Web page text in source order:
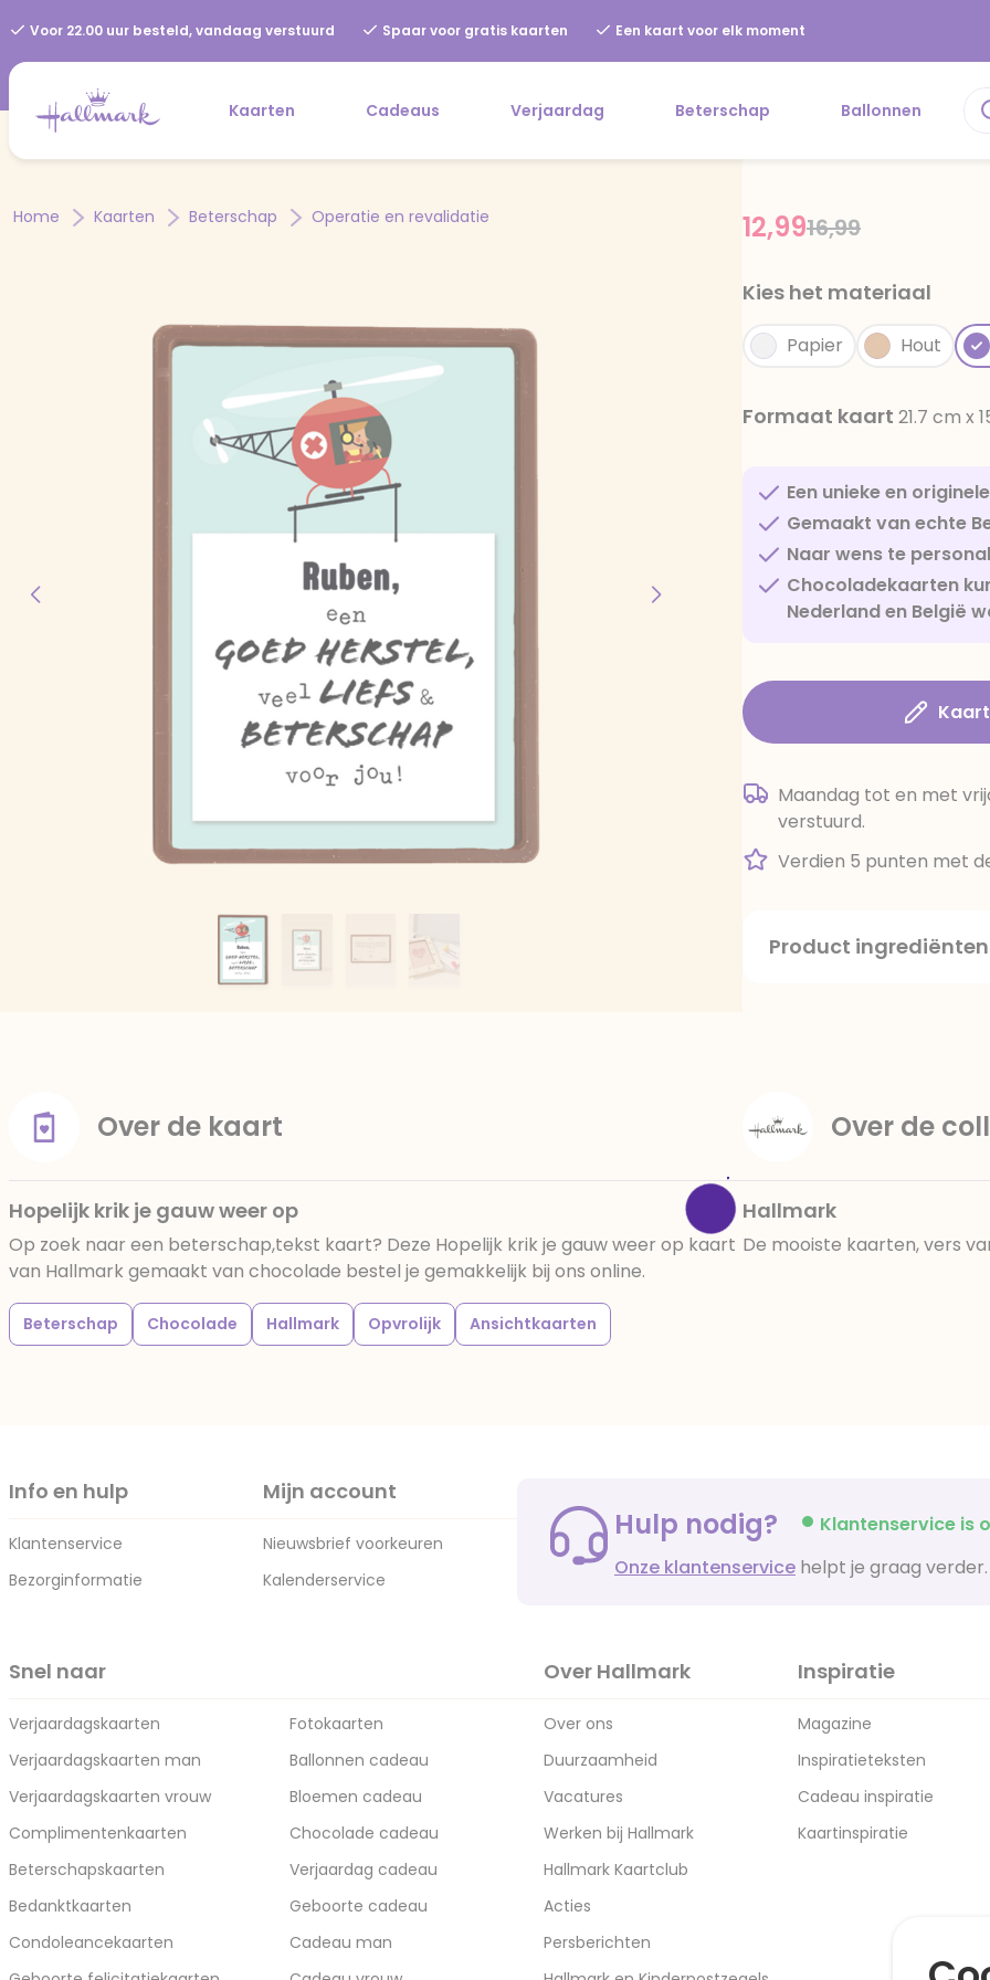
Voor 22.00 uur besteld, vandaag verstuurd Spaar voor gratis kaarten Een kaart voor elk moment
Kaarten Cadeaus Verjaardag Beterschap Ballonnen
Home Kaarten Beterschap Operatie en revalidatie Price reduced
16,99to
12,99
Kies het materiaal
Papier Hout
Formaat kaart 21.7 cm x
Een unieke en
Gemaakt van echte
Naar wens te
Chocoladekaarten
Nederland en België
Maandag tot en met
verstuurd.
Verdien 5 punten met
Product ingrediënten
beïnvloeden, E133, E151.
en droog bewaren.
Over de kaart
Hopelijk krik je gauw weer op
Op zoek naar een beterschap,tekst kaart? Deze Hopelijk krik je gauw weer op kaart
van Hallmark gemaakt van chocolade bestel je gemakkelijk bij ons online.
Beterschap Chocolade Hallmark Opvrolijk Ansichtkaarten
Over de
Hallmark
De mooiste kaarten, vers
Info en hulp
Klantenservice
Bezorginformatie
Mijn account
Nieuwsbrief voorkeuren
Kalenderservice
Hulp nodig?
Klantenservice is
Onze klantenservice helpt je graag verder.
Snel naar
Verjaardagskaarten
Verjaardagskaarten man
Verjaardagskaarten vrouw
Complimentenkaarten
Beterschapskaarten
Bedanktkaarten
Condoleancekaarten
Fotokaarten
Ballonnen cadeau
Bloemen cadeau
Chocolade cadeau
Verjaardag cadeau
Geboorte cadeau
Cadeau man
Over Hallmark
Over ons
Duurzaamheid
Vacatures
Werken bij Hallmark
Hallmark Kaartclub
Acties
Persberichten
Inspiratie
Magazine
Inspiratieteksten
Cadeau inspiratie
Kaartinspiratie